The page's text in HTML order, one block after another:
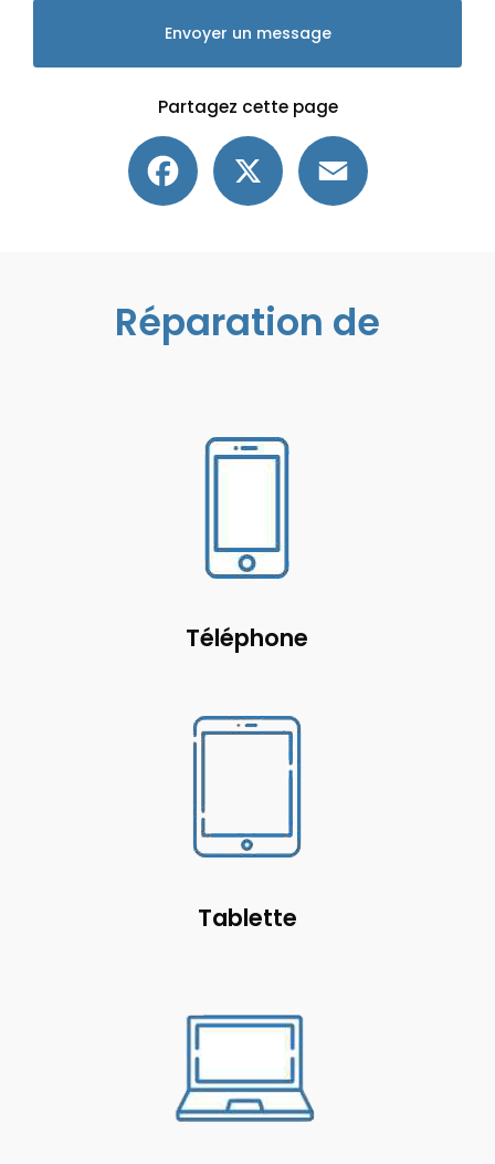
Envoyer un message
Partagez cette page
Facebook
Réparation de
Téléphone
Tablette